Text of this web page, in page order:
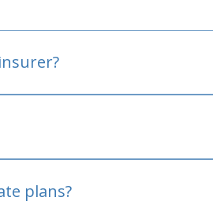
plans?